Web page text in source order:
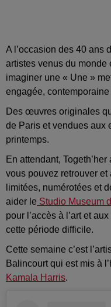
A l’occasion des 40 ans
artistes venus du monde
imaginer une « Une »
engagée,
Des œuvres originales
de Paris et vendues aux
printemps.
En attendant, Togeth’her
vous pouvez retrouver
limitées, numérotées et
aider le Studio Museum
pour l’accès à l’art et
cette période difficile.
Cette semaine c’est
Balincourt qui est mis à
Kamala Harris.